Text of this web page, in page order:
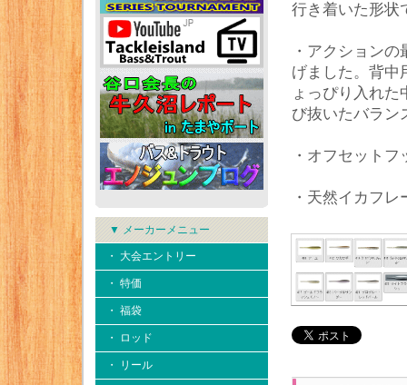
▼ メーカーメニュー
・ 大会エントリー
・ 特価
・ 福袋
・ ロッド
・ リール
行き着いた形状
・アクション
げました。背中
ょっぴり入れ
び抜いたバラン
・オフセット
・天然イカフレ